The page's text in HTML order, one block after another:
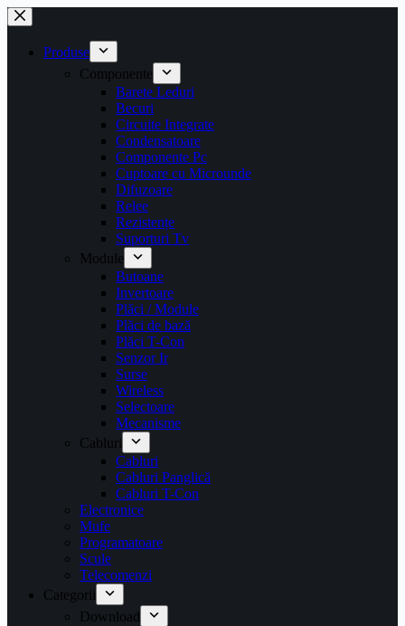
Sari
la
conținutProduse
Componente
Barete Leduri
Becuri
Circuite Integrate
Condensatoare
Componente Pc
Cuptoare cu Microunde
Difuzoare
Relee
Rezistențe
Suporturi Tv
Module
Butoane
Invertoare
Plăci / Module
Plăci de bază
Plăci T-Con
Senzor Ir
Surse
Wireless
Selectoare
Mecanisme
Cabluri
Cabluri
Cabluri Panglică
Cabluri T-Con
Electronice
Mufe
Programatoare
Scule
Telecomenzi
Categorii
Download